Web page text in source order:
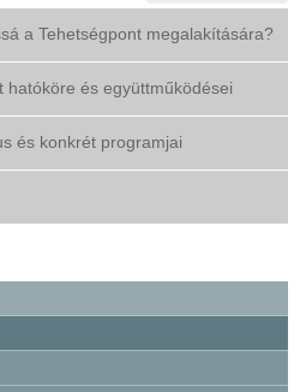
a Tehetségpont megalakítására?
hatóköre és együttműködései
és konkrét programjai